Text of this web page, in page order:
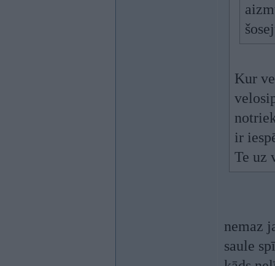
Kur
ir
Te uz
nemaz
saule